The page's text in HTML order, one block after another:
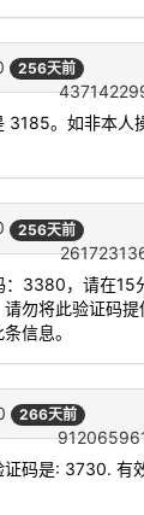
256天前
3185。如非本人
256天前
：3380，请在15
勿将此验证码
信息。
266天前
证码是: 3730. 有